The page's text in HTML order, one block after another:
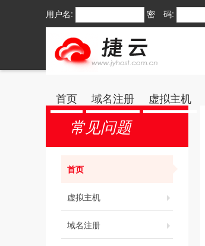
用户名: 密 码:
首页 域名注册 虚拟主机
常见问题
首页
虚拟主机
域名注册